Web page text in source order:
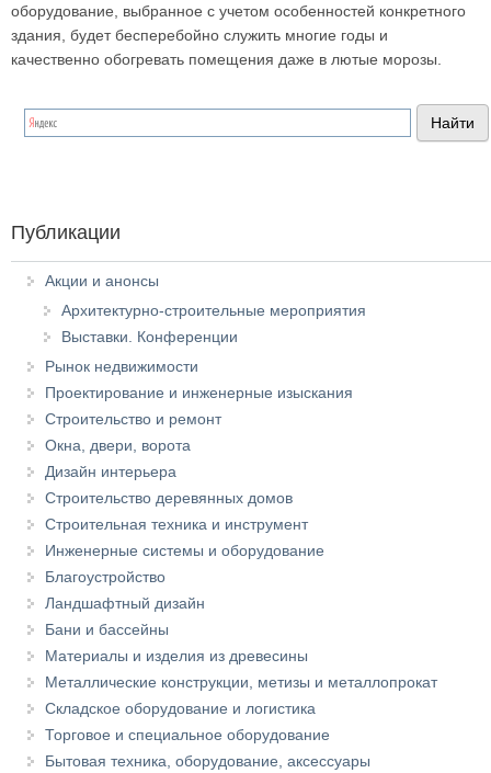
оборудование, выбранное с учетом особенностей конкретного
здания, будет бесперебойно служить многие годы и
качественно обогревать помещения даже в лютые морозы.
Публикации
Акции и анонсы
Архитектурно-строительные мероприятия
Выставки. Конференции
Рынок недвижимости
Проектирование и инженерные изыскания
Строительство и ремонт
Окна, двери, ворота
Дизайн интерьера
Строительство деревянных домов
Строительная техника и инструмент
Инженерные системы и оборудование
Благоустройство
Ландшафтный дизайн
Бани и бассейны
Материалы и изделия из древесины
Металлические конструкции, метизы и металлопрокат
Складское оборудование и логистика
Торговое и специальное оборудование
Бытовая техника, оборудование, аксессуары